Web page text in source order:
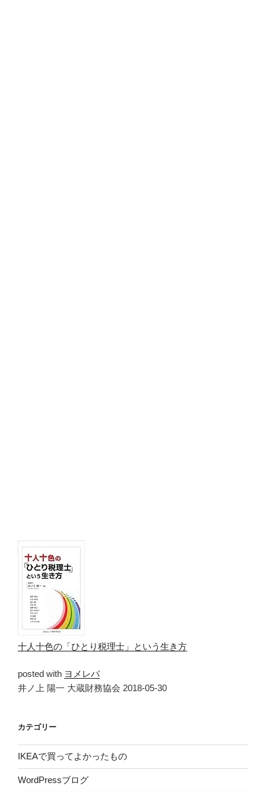
十人十色の「ひとり税理士」という生き方
posted with ヨメレバ
井ノ上 陽一 大蔵財務協会 2018-05-30
カテゴリー
IKEAで買ってよかったもの
WordPressブログ